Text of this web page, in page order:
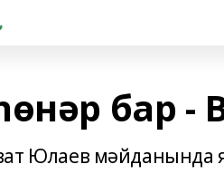
бар -
Юлаев